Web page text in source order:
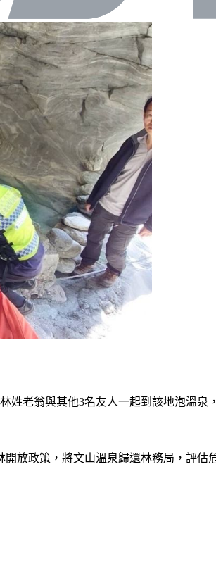
老翁與其他3名友人一起到該地泡溫
放政策，將文山溫泉歸還林務局，評